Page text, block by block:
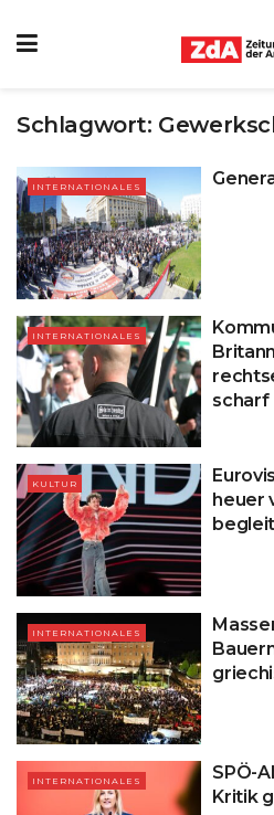
Schlagwort:
INTERNATIONALES
INTERNATIONALES
scharf
KULTUR
heuer
INTERNATIONALES
INTERNATIONALES
SPÖ-
Kritik